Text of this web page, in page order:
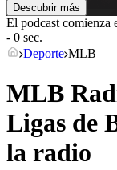
Descubrir más
El podcast comienza
- 0 sec.
Deporte MLB
MLB
Ligas de
la radio